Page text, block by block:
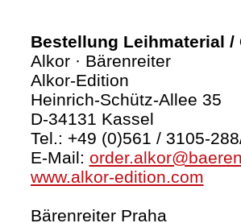
Bestellung Leihmaterial /
Alkor · Bärenreiter
Alkor-Edition
Heinrich-Schütz-Allee 35
D-34131 Kassel
Tel.: +49 (0)561 / 3105-
E-Mail:
www.alkor-edition.com
Bärenreiter Praha